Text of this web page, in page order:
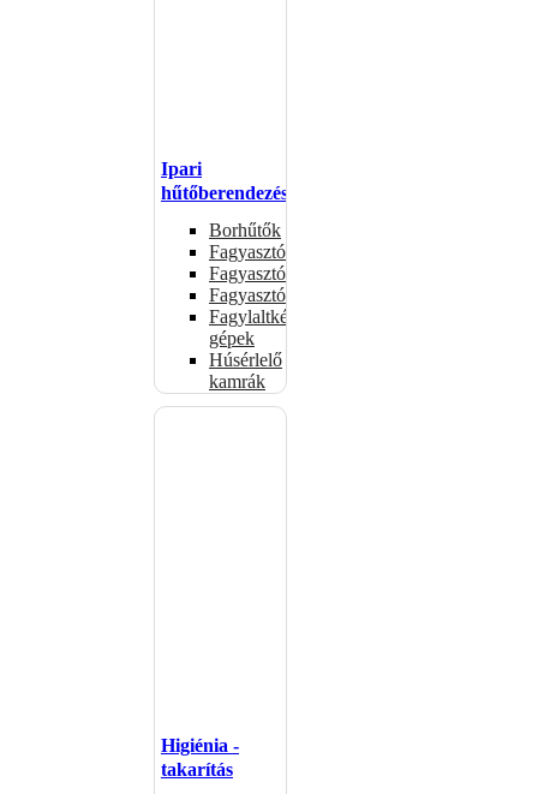
Ipari
hűtőberendezések
Borhűtők
Fagyasztóasztalok
Fagyasztóládák
Fagyasztószekrények
Fagylaltkészítő
gépek
Húsérlelő
kamrák
Higiénia -
takarítás